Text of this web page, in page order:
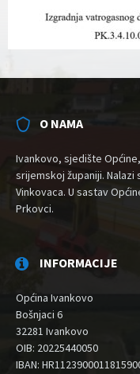
O NAMA
Ivankovo, sjedište
srijemskoj županiji. Nalazi
Vinkovaca. U sastav
Prkovci.
INFORMACIJE
Općina Ivankovo
Bošnjaci 6
32281 Ivankovo
OIB: 20225440050
IBAN: